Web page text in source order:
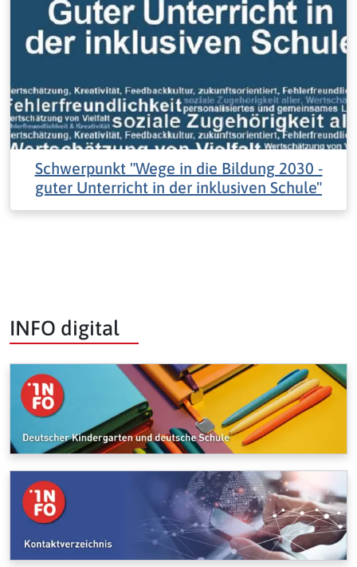
Schwerpunkt "Wege in die Bildung 2030 -
guter Unterricht in der inklusiven Schule"
INFO digital